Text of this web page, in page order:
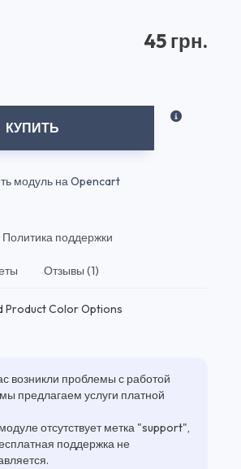
45 грн.
КУПИТЬ
модуль на Opencart
Политика поддержки
Отзывы (1)
Product Color Options
возникли проблемы с работой
предлагаем услуги платной
отсутствует метка "support",
поддержка не